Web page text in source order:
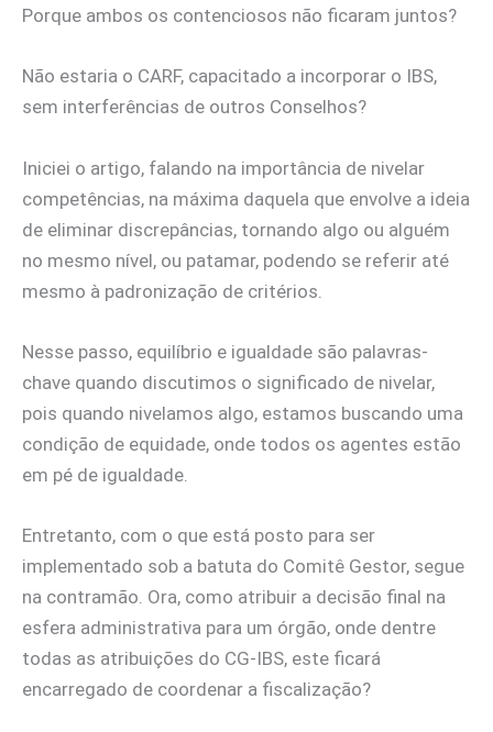
Porque ambos os contenciosos não ficaram juntos?
Não estaria o CARF, capacitado a incorporar o IBS,
sem interferências de outros Conselhos?
Iniciei o artigo, falando na importância de nivelar
competências, na máxima daquela que envolve a ideia
de eliminar discrepâncias, tornando algo ou alguém
no mesmo nível, ou patamar, podendo se referir até
mesmo à padronização de critérios.
Nesse passo, equilíbrio e igualdade são palavras-
chave quando discutimos o significado de nivelar,
pois quando nivelamos algo, estamos buscando uma
condição de equidade, onde todos os agentes estão
em pé de igualdade.
Entretanto, com o que está posto para ser
implementado sob a batuta do Comitê Gestor, segue
na contramão. Ora, como atribuir a decisão final na
esfera administrativa para um órgão, onde dentre
todas as atribuições do CG-IBS, este ficará
encarregado de coordenar a fiscalização?